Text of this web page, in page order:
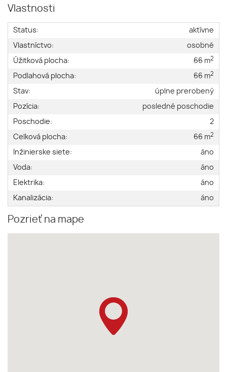
Vlastnosti
Status:
aktívne
Vlastníctvo:
osobné
Úžitková plocha:
66 m2
Podlahová plocha: 66 m2
Stav:
úplne prerobený
Pozícia:
posledné poschodie
Poschodie:
2
Celková plocha:
66 m2
Inžinierske siete:
áno
Voda:
áno
Elektrika:
áno
Kanalizácia:
áno
Pozrieť na mape